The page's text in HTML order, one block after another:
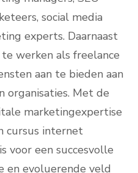
social media
experts. Daarnaast
werken als freelance
aan te bieden aan
organisaties. Met de
marketingexpertise
cursus internet
voor een succesvolle
en evoluerende veld